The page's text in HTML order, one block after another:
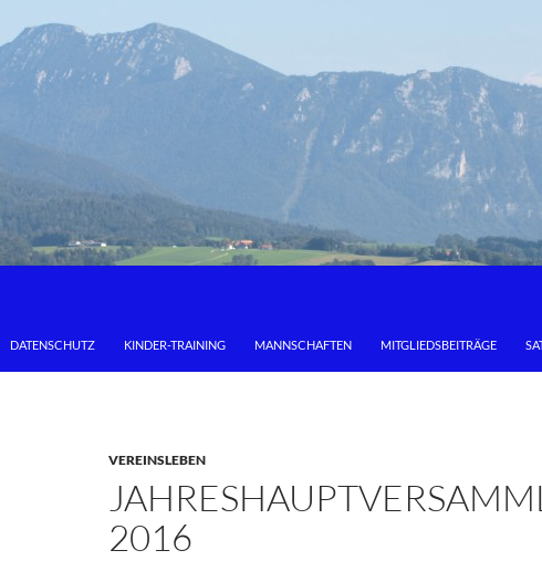
DATENSCHUTZ KINDER-TRAINING MANNSCHAFTEN MITGLIEDSBEITRÄGE
VEREINSLEBEN
2016